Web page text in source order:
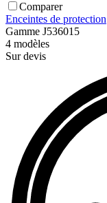
Comparer
Enceintes de protection
Gamme J536015
4 modèles
Sur devis